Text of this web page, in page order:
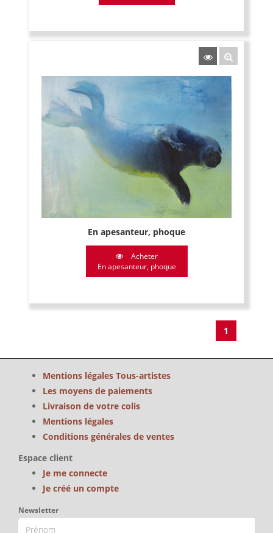
En apesanteur, phoque
Acheter
En apesanteur, phoque
1
Mentions légales Tous-artistes
Les moyens de paiements
Livraison de votre colis
Mentions légales
Conditions générales de ventes
Espace client
Je me connecte
Je créé un compte
Newsletter